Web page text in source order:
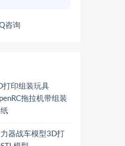
咨询
打印组装玩具
拖拉机带组装
纸
力器战车模型3D打